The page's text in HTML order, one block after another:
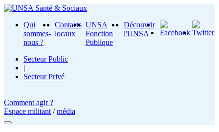
Qui
sommes-
nous ?
Contacts
locaux
UNSA
Fonction
Publique
Découvrir
l'UNSA
Secteur Public
|
Secteur Privé
Comment agir ?
Espace militant /média